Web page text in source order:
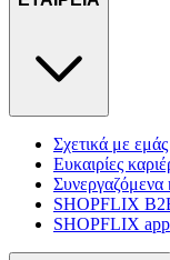
Σχετικά με εμάς
Ευκαιρίες
Συνεργαζόμενα
SHOPFLIX
SHOPFLIX app